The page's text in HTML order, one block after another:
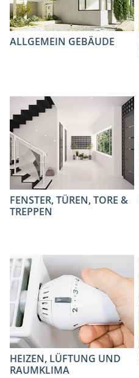
ALLGEMEIN GEBÄUDE
FENSTER, TÜREN, TORE &
TREPPEN
HEIZEN, LÜFTUNG UND
RAUMKLIMA